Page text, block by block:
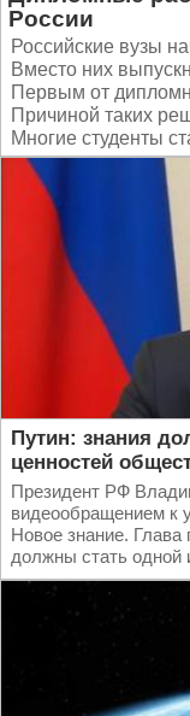
России
Российские вузы
Вместо них
Первым от
Причиной таких
Многие студенты
Путин: знания
ценностей
Президент РФ
видеообращением к
Новое знание. Глава
должны стать одной